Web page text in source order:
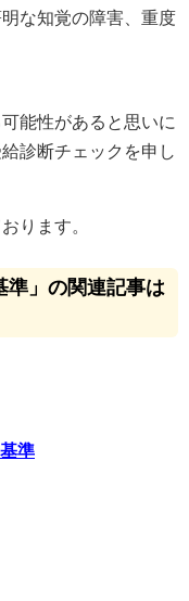
な知覚の障害、重度
能性があると思いに
診断チェックを申し
ります。
準」の関連記事は
準